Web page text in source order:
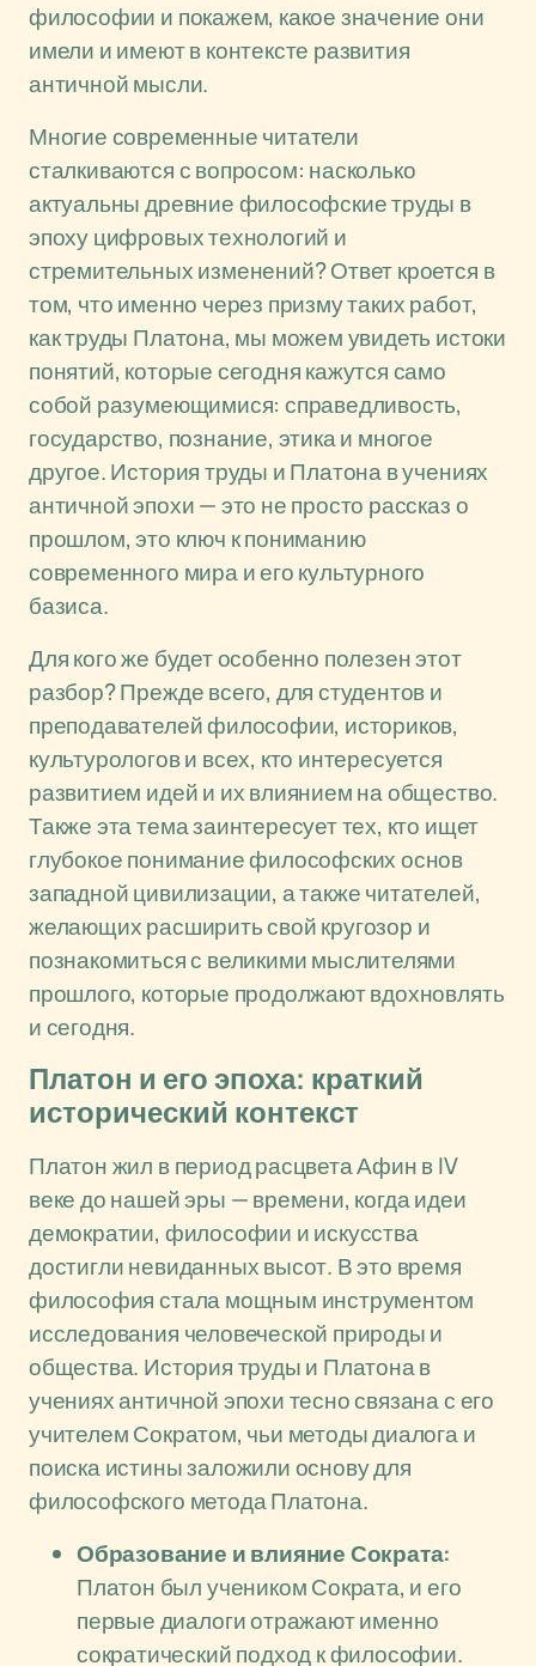
философии и покажем, какое значение они
имели и имеют в контексте развития
античной мысли.
Многие современные читатели
сталкиваются с вопросом: насколько
актуальны древние философские труды в
эпоху цифровых технологий и
стремительных изменений? Ответ кроется в
том, что именно через призму таких работ,
как труды Платона, мы можем увидеть истоки
понятий, которые сегодня кажутся само
собой разумеющимися: справедливость,
государство, познание, этика и многое
другое. История труды и Платона в учениях
античной эпохи — это не просто рассказ о
прошлом, это ключ к пониманию
современного мира и его культурного
базиса.
Для кого же будет особенно полезен этот
разбор? Прежде всего, для студентов и
преподавателей философии, историков,
культурологов и всех, кто интересуется
развитием идей и их влиянием на общество.
Также эта тема заинтересует тех, кто ищет
глубокое понимание философских основ
западной цивилизации, а также читателей,
желающих расширить свой кругозор и
познакомиться с великими мыслителями
прошлого, которые продолжают вдохновлять
и сегодня.
Платон и его эпоха: краткий
исторический контекст
Платон жил в период расцвета Афин в IV
веке до нашей эры — времени, когда идеи
демократии, философии и искусства
достигли невиданных высот. В это время
философия стала мощным инструментом
исследования человеческой природы и
общества. История труды и Платона в
учениях античной эпохи тесно связана с его
учителем Сократом, чьи методы диалога и
поиска истины заложили основу для
философского метода Платона.
Образование и влияние Сократа:
Платон был учеником Сократа, и его
первые диалоги отражают именно
сократический подход к философии.